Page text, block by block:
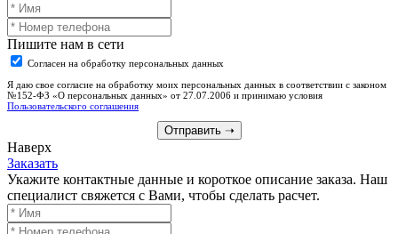
Пишите нам в сети
Согласен на обработку персональных данных
Я даю свое согласие на обработку моих персональных данных в соответствии с законом
№152-ФЗ «О персональных данных» от 27.07.2006 и принимаю условия
Пользовательского соглашения
Отправить➝
Наверх
Заказать
Укажите контактные данные и короткое описание заказа. Наш
специалист свяжется с Вами, чтобы сделать расчет.